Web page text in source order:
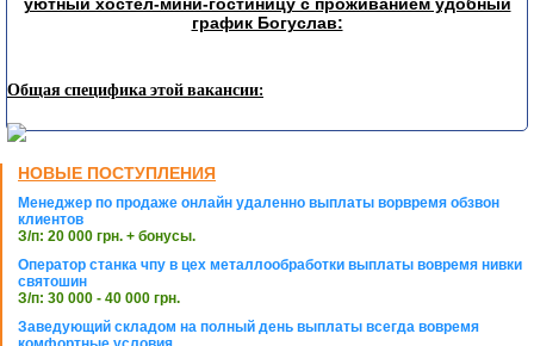
график Богуслав:
Общая специфика этой вакансии:
НОВЫЕ ПОСТУПЛЕНИЯ
Менеджер по продаже онлайн удаленно выплаты ворвремя обзвон
клиентов
З/п: 20 000 грн. + бонусы.
Оператор станка чпу в цех металлообработки выплаты вовремя нивки
святошин
З/п: 30 000 - 40 000 грн.
Заведующий складом на полный день выплаты всегда вовремя